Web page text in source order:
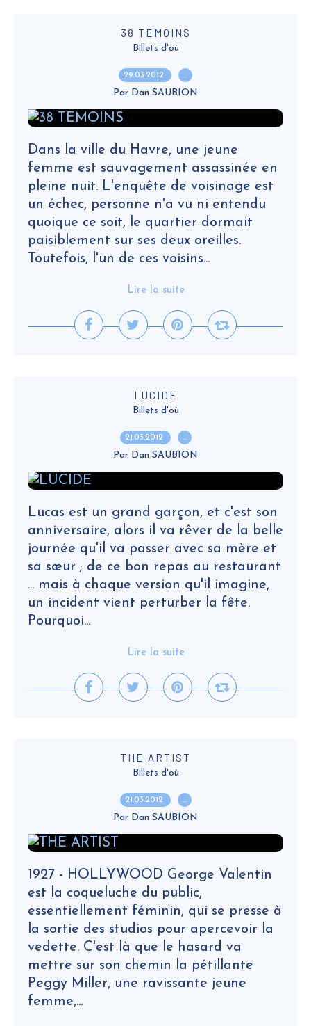
38 TEMOINS
Billets d'où
29.03.2012 …
Par Dan SAUBION
Dans la ville du Havre, une jeune
femme est sauvagement assassinée en
pleine nuit. L'enquête de voisinage est
un échec, personne n'a vu ni entendu
quoique ce soit, le quartier dormait
paisiblement sur ses deux oreilles.
Toutefois, l'un de ces voisins...
Lire la suite
LUCIDE
Billets d'où
21.03.2012 …
Par Dan SAUBION
Lucas est un grand garçon, et c'est son
anniversaire, alors il va rêver de la belle
journée qu'il va passer avec sa mère et
sa sœur ; de ce bon repas au restaurant
... mais à chaque version qu'il imagine,
un incident vient perturber la fête.
Pourquoi...
Lire la suite
THE ARTIST
Billets d'où
21.03.2012 …
Par Dan SAUBION
1927 - HOLLYWOOD George Valentin
est la coqueluche du public,
essentiellement féminin, qui se presse à
la sortie des studios pour apercevoir la
vedette. C'est là que le hasard va
mettre sur son chemin la pétillante
Peggy Miller, une ravissante jeune
femme,...